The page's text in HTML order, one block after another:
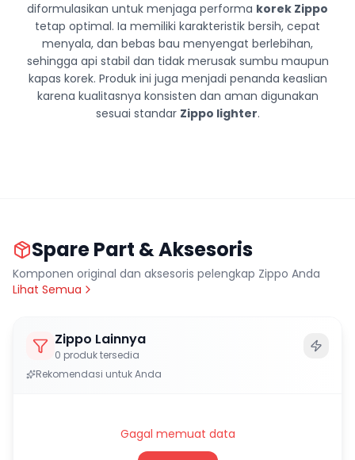
diformulasikan untuk menjaga performa korek Zippo
tetap optimal. Ia memiliki karakteristik bersih, cepat
menyala, dan bebas bau menyengat berlebihan,
sehingga api stabil dan tidak merusak sumbu maupun
kapas korek. Produk ini juga menjadi penanda keaslian
karena kualitasnya konsisten dan aman digunakan
sesuai standar Zippo lighter.
Spare Part & Aksesoris
Komponen original dan aksesoris pelengkap Zippo Anda
Lihat Semua
Zippo Lainnya
0 produk tersedia
Rekomendasi untuk Anda
Gagal memuat data